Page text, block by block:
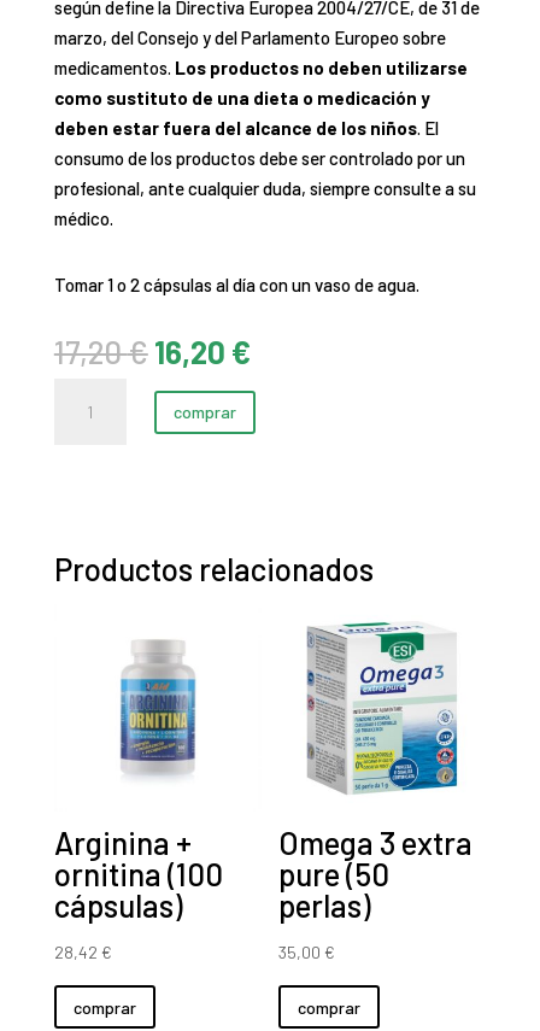
según define la Directiva Europea 2004/27/CE, de 31 de
marzo, del Consejo y del Parlamento Europeo sobre
medicamentos. Los productos no deben utilizarse
como sustituto de una dieta o medicación y
deben estar fuera del alcance de los niños. El
consumo de los productos debe ser controlado por un
profesional, ante cualquier duda, siempre consulte a su
médico.
Tomar 1 o 2 cápsulas al día con un vaso de agua.
17,20€ El
precio
original
era:
16,20 €El
precio
es:
comprar
Productos relacionados
Arginina +
ornitina (100
cápsulas)
28,42 €
comprar
Omega 3 extra
pure (50
perlas)
35,00 €
comprar